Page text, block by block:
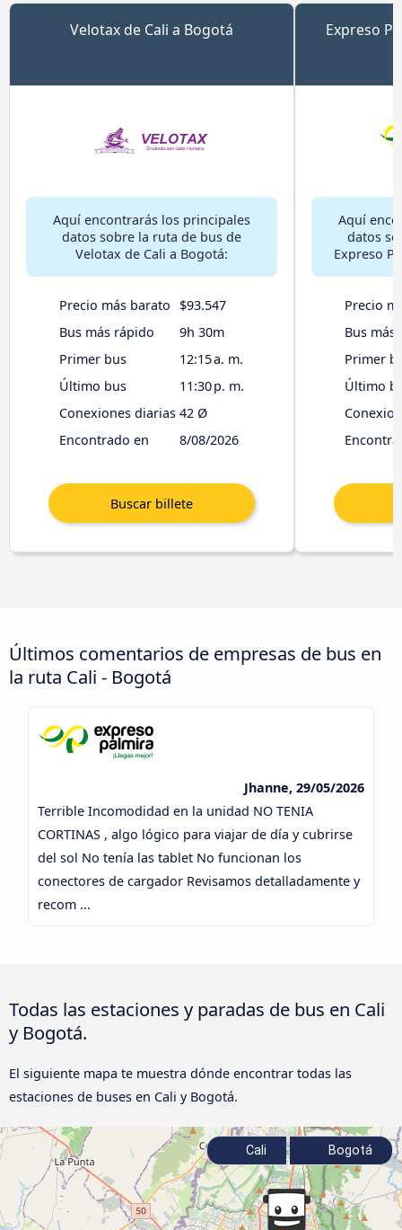
Velotax de Cali a Bogotá
Aquí encontrarás los principales
datos sobre la ruta de bus de
Velotax de Cali a Bogotá:
Precio más barato
$93.547
Bus más rápido
9h 30m
Primer bus
12:15 a. m.
Último bus
11:30 p. m.
Conexiones diarias 42 Ø
Encontrado en
8/08/2026
Expreso
Aquí
datos
Expreso
Precio
Bus más
Primer
Último
Últimos comentarios de empresas de bus en
la ruta Cali - Bogotá
Jhanne, 29/05/2026
Terrible Incomodidad en la unidad NO TENIA
CORTINAS , algo lógico para viajar de día y cubrirse
del sol No tenía las tablet No funcionan los
conectores de cargador Revisamos detalladamente y
recom ...
Todas las estaciones y paradas de bus en Cali
y Bogotá.
El siguiente mapa te muestra dónde encontrar todas las
estaciones de buses en Cali y Bogotá.
Cali Bogotá